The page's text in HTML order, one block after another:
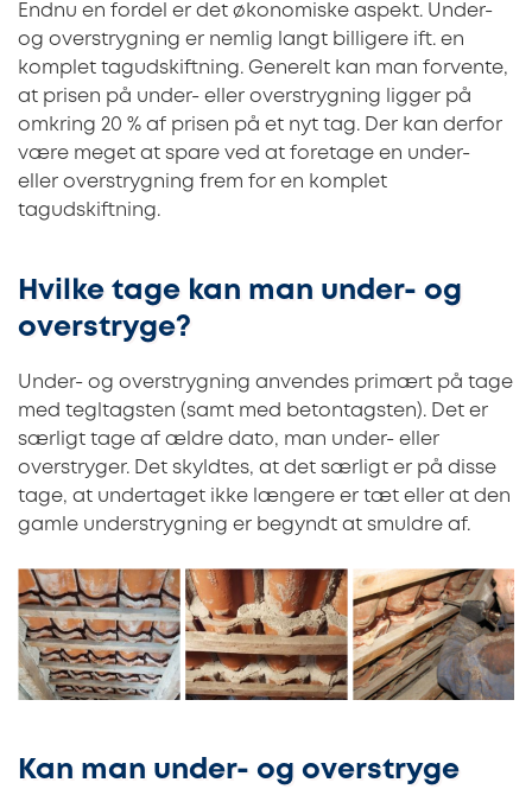
Endnu en fordel er det økonomiske aspekt. Under-
og overstrygning er nemlig langt billigere ift. en
komplet tagudskiftning. Generelt kan man forvente,
at prisen på under- eller overstrygning ligger på
omkring 20 % af prisen på et nyt tag. Der kan derfor
være meget at spare ved at foretage en under-
eller overstrygning frem for en komplet
tagudskiftning.
Hvilke tage kan man under- og
overstryge?
Under- og overstrygning anvendes primært på tage
med tegltagsten (samt med betontagsten). Det er
særligt tage af ældre dato, man under- eller
overstryger. Det skyldtes, at det særligt er på disse
tage, at undertaget ikke længere er tæt eller at den
gamle understrygning er begyndt at smuldre af.
Kan man under- og overstryge